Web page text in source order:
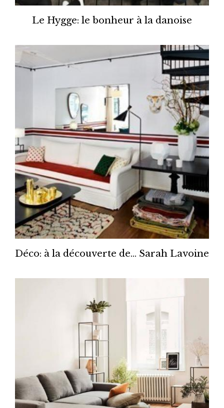
Le Hygge: le bonheur à la danoise
Déco: à la découverte de... Sarah Lavoine